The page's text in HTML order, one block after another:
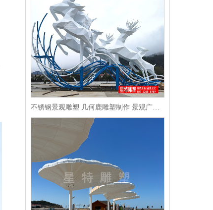
不锈钢景观雕塑 几何鹿雕塑制作 景观广场雕塑制作